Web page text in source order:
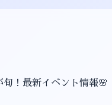
旬！最新イベント情報🌸